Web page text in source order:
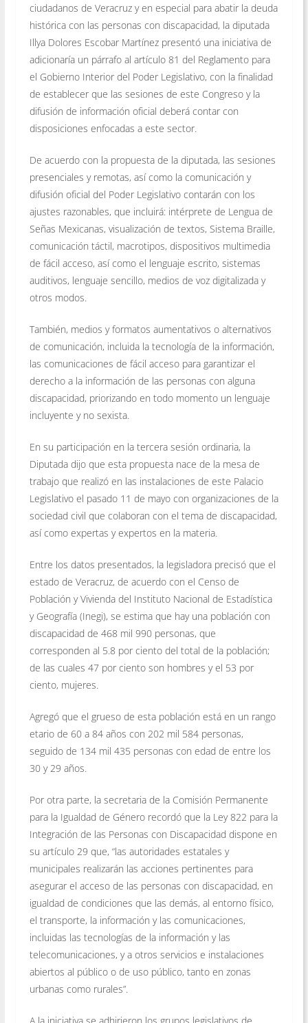
ciudadanos de Veracruz y en especial para abatir la deuda
histórica con las personas con discapacidad, la diputada
Illya Dolores Escobar Martínez presentó una iniciativa de
adicionaría un párrafo al artículo 81 del Reglamento para
el Gobierno Interior del Poder Legislativo, con la finalidad
de establecer que las sesiones de este Congreso y la
difusión de información oficial deberá contar con
disposiciones enfocadas a este sector.
De acuerdo con la propuesta de la diputada, las sesiones
presenciales y remotas, así como la comunicación y
difusión oficial del Poder Legislativo contarán con los
ajustes razonables, que incluirá: intérprete de Lengua de
Señas Mexicanas, visualización de textos, Sistema Braille,
comunicación táctil, macrotipos, dispositivos multimedia
de fácil acceso, así como el lenguaje escrito, sistemas
auditivos, lenguaje sencillo, medios de voz digitalizada y
otros modos.
También, medios y formatos aumentativos o alternativos
de comunicación, incluida la tecnología de la información,
las comunicaciones de fácil acceso para garantizar el
derecho a la información de las personas con alguna
discapacidad, priorizando en todo momento un lenguaje
incluyente y no sexista.
En su participación en la tercera sesión ordinaria, la
Diputada dijo que esta propuesta nace de la mesa de
trabajo que realizó en las instalaciones de este Palacio
Legislativo el pasado 11 de mayo con organizaciones de la
sociedad civil que colaboran con el tema de discapacidad,
así como expertas y expertos en la materia.
Entre los datos presentados, la legisladora precisó que el
estado de Veracruz, de acuerdo con el Censo de
Población y Vivienda del Instituto Nacional de Estadística
y Geografía (Inegi), se estima que hay una población con
discapacidad de 468 mil 990 personas, que
corresponden al 5.8 por ciento del total de la población;
de las cuales 47 por ciento son hombres y el 53 por
ciento, mujeres.
Agregó que el grueso de esta población está en un rango
etario de 60 a 84 años con 202 mil 584 personas,
seguido de 134 mil 435 personas con edad de entre los
30 y 29 años.
Por otra parte, la secretaria de la Comisión Permanente
para la Igualdad de Género recordó que la Ley 822 para la
Integración de las Personas con Discapacidad dispone en
su artículo 29 que, “las autoridades estatales y
municipales realizarán las acciones pertinentes para
asegurar el acceso de las personas con discapacidad, en
igualdad de condiciones que las demás, al entorno físico,
el transporte, la información y las comunicaciones,
incluidas las tecnologías de la información y las
telecomunicaciones, y a otros servicios e instalaciones
abiertos al público o de uso público, tanto en zonas
urbanas como rurales”.